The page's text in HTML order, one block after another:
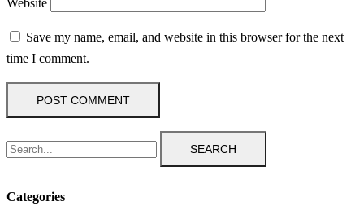
Website
Save my name, email, and website in this browser for the next
time I comment.
SEARCH
Categories